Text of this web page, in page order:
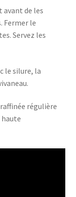
avant de les
Fermer le
Servez les
le silure, la
régulière